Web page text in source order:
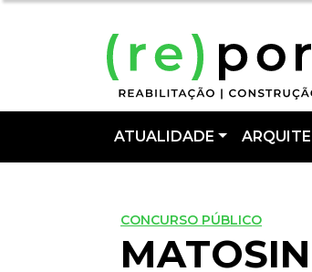
ATUALIDADE
CONCURSO PÚBLICO